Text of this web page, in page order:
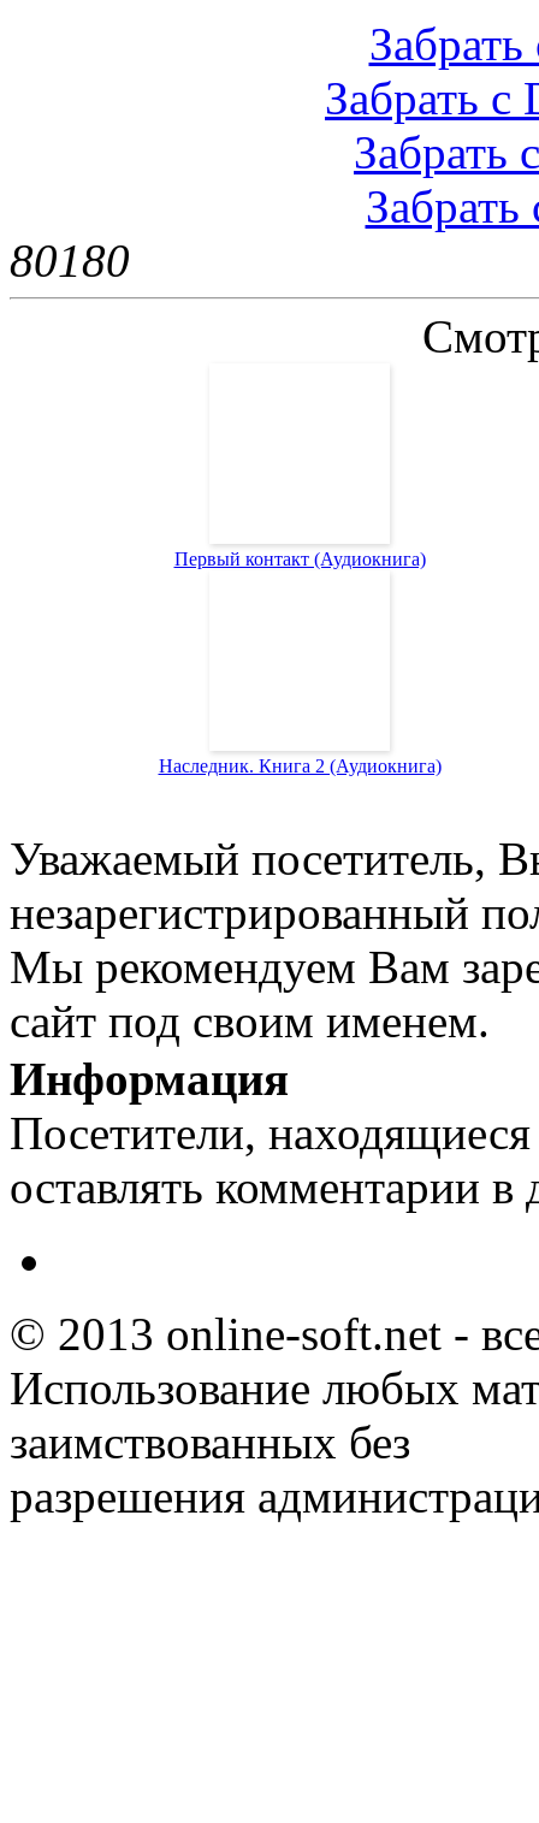
Забрать с
Забрать
80180
Первый контакт (Аудиокнига)
Наследник. Книга 2 (Аудиокнига)
Уважаемый посетитель,
незарегистрированный
Мы рекомендуем Вам
сайт под своим именем.
Информация
Посетители,
оставлять комментарии в
© 2013 online-soft.net -
Использование любых
заимствованных без
разрешения